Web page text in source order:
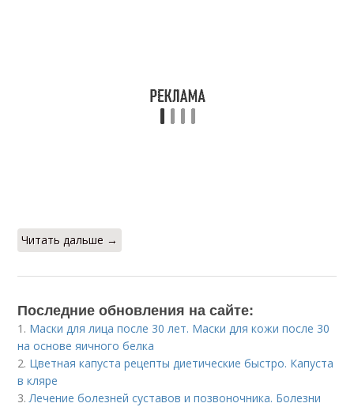
Читать дальше →
Последние обновления на сайте:
1. Маски для лица после 30 лет. Маски для кожи после 30
на основе яичного белка
2. Цветная капуста рецепты диетические быстро. Капуста
в кляре
3.Лечение болезней суставов и позвоночника. Болезни